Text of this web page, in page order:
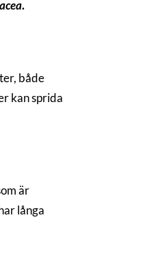
.
både
kan sprida
är
långa